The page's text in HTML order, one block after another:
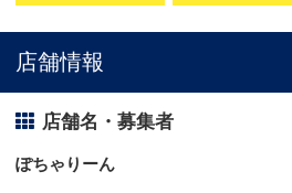
店舗情報
店舗名・募集者
ぽちゃりーん